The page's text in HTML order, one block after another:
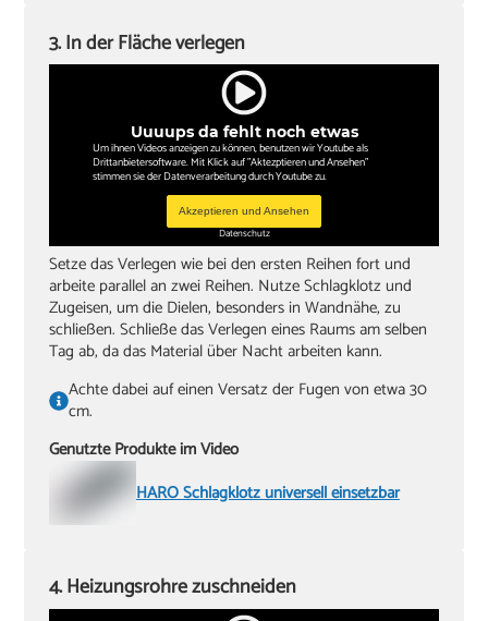
Uuuups da fehlt noch etwas
Um ihnen Videos anzeigen zu können, benutzen wir Youtube als
Drittanbietersoftware. Mit Klick auf "Aktezptieren und Ansehen"
stimmen sie der Datenverarbeitung durch Youtube zu.
Akzeptieren und Ansehen
Datenschutz
3. In der Fläche verlegen
Setze das Verlegen wie bei den ersten Reihen fort und
arbeite parallel an zwei Reihen. Nutze Schlagklotz und
Zugeisen, um die Dielen, besonders in Wandnähe, zu
schließen. Schließe das Verlegen eines Raums am selben
Tag ab, da das Material über Nacht arbeiten kann.
Achte dabei auf einen Versatz der Fugen von etwa 30
cm.
Genutzte Produkte im Video
HARO Schlagklotz universell einsetzbar
4. Heizungsrohre zuschneiden